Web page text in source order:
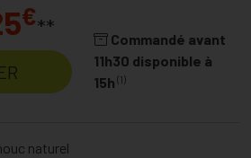
€**
Commandé avant
11h30 disponible à
15h (1)
naturel